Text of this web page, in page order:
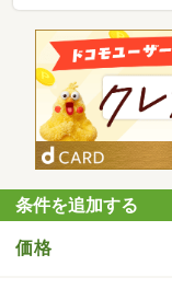
条件を追加する
価格